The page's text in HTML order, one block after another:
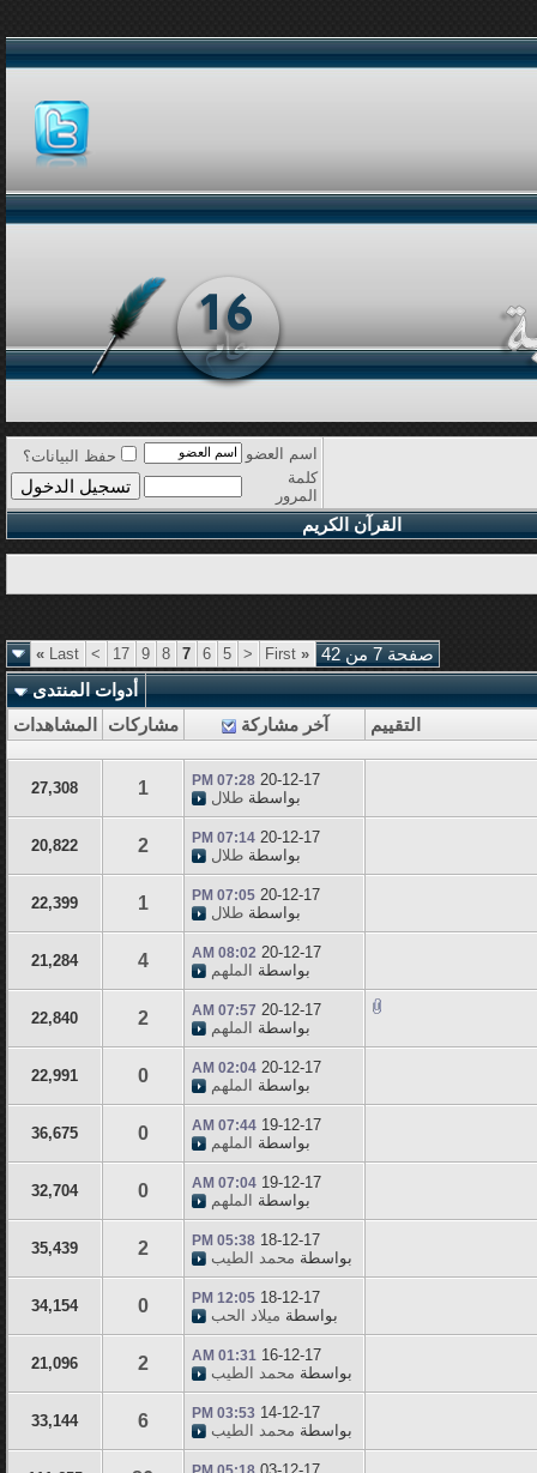
اسم العضو
حفظ البيانات؟
كلمة
المرور
القرآن الكريم
صفحة 7 من 42 «
<
5
6
7
8
9
17
>
Last
»
أدوات المنتدى
التقييم
آخر مشاركة مشاركات المشاهدات
20-12-17
07:28 PM
بواسطة طلال 1
27,308
20-12-17
07:14 PM
بواسطة طلال 2
20,822
20-12-17
07:05 PM
بواسطة طلال 1
22,399
20-12-17
08:02 AM
بواسطة الملهم 4
21,284
20-12-17
07:57 AM
بواسطة الملهم 2
22,840
20-12-17
02:04 AM
بواسطة الملهم 0
22,991
19-12-17
07:44 AM
بواسطة الملهم 0
36,675
19-12-17
07:04 AM
بواسطة الملهم 0
32,704
18-12-17
05:38 PM
بواسطة محمد الطيب 2
35,439
18-12-17
12:05 PM
بواسطة ميلاد الحب 0
34,154
16-12-17
01:31 AM
بواسطة محمد الطيب 2
21,096
14-12-17
03:53 PM
بواسطة محمد الطيب 6
33,144